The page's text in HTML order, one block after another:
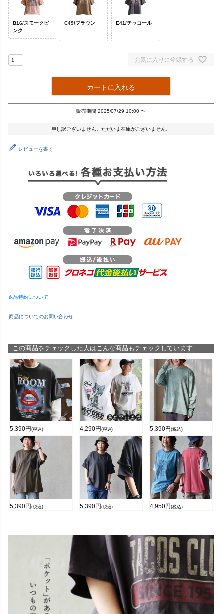
B16/スモークピ
ンク
C49/ブラウン E41/チャコール
お気に入りに登録する
カートに入れる
販売期間 2025/07/29 10:00 〜
申し訳ございません。ただいま在庫がございません。
レビューを書く
返品特約について
商品についてのお問い合わせ
この商品をチェックした人はこんな商品もチェックしています
5,390円 (税込) 4,290円 (税込) 5,390円 (税込)
5,390円 (税込) 5,390円 (税込) 4,950円 (税込)